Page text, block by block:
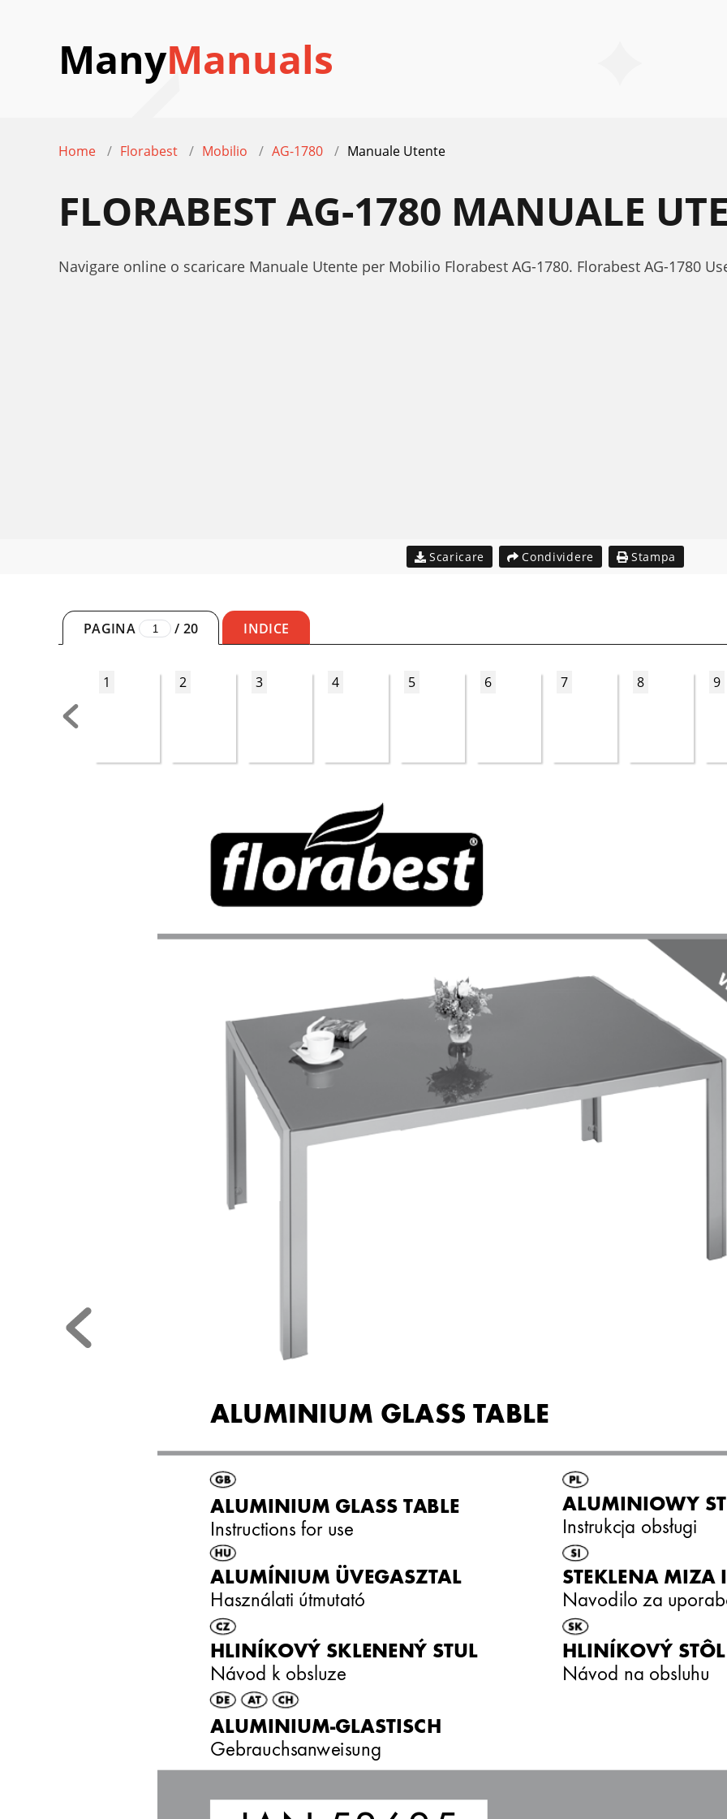
ManyManuals
Home Florabest Mobilio AG-1780 Manuale Utente
FLORABEST AG-1780 MANUALE
Navigare online o scaricare Manuale Utente per Mobilio Florabest AG-1780. Florabest AG-1780
Scaricare Condividere Stampa
PAGINA / 20 INDICE
1 2 3 4 5 6 7 8 9
ALUMINIUM GLASS TABLE
ALUMINIUM GLASS TABLE
Instructions for use
ALUMÍNIUM ÜVEGASZTAL
Használati útmutató
ALUMINIOWY
Instrukcja obsługi
HLINÍKOVÝ SKLENENÝ STUL
Návod k obsluze
HLINÍKOVÝ
Návod na obsluhu
ALUMINIUM-GLASTISCH
Gebrauchsanweisung
STEKLENA
Navodilo za